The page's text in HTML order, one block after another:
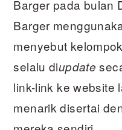
Barger pada bulan
Barger
menyebut
selalu diupdate
link-link ke website
menarik disertai